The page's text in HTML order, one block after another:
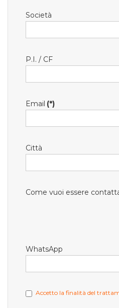
Società
P.I. / CF
Email (*)
Città
Come vuoi essere
WhatsApp
Accetto la finalità del